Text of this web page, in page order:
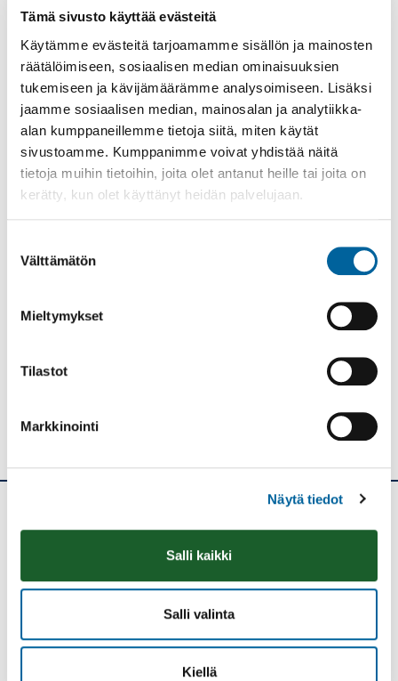
Tämä sivusto käyttää evästeitä
Käytämme evästeitä tarjoamamme sisällön ja mainosten
räätälöimiseen, sosiaalisen median ominaisuuksien
tukemiseen ja kävijämäärämme analysoimiseen. Lisäksi
jaamme sosiaalisen median, mainosalan ja analytiikka-
alan kumppaneillemme tietoja siitä, miten käytät
sivustoamme. Kumppanimme voivat yhdistää näitä
tietoja muihin tietoihin, joita olet antanut heille tai joita on
kerätty, kun olet käyttänyt heidän palvelujaan.
valinta
Välttämätön
Mieltymykset
Tilastot
Markkinointi
Näytä tiedot
Salli kaikki
Salli valinta
Kiellä
LUKIO
KANSALAISOPISTO
AJANKOHTAISTA
ILMOITTAUTUMINEN
KURSSITOIVEET JA PALAUTE
OPETTAJAKSI OPISTOON
OPINTO-OHJELMA
Ikaalisten kaupunki
PL 33
Vaihde: (03) 45 011
E-mail: kanslia@ikaalinen.fi